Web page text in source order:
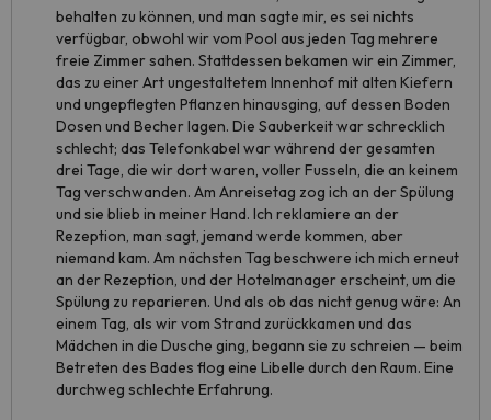
behalten zu können, und man sagte mir, es sei nichts
verfügbar, obwohl wir vom Pool aus jeden Tag mehrere
freie Zimmer sahen. Stattdessen bekamen wir ein Zimmer,
das zu einer Art ungestaltetem Innenhof mit alten Kiefern
und ungepflegten Pflanzen hinausging, auf dessen Boden
Dosen und Becher lagen. Die Sauberkeit war schrecklich
schlecht; das Telefonkabel war während der gesamten
drei Tage, die wir dort waren, voller Fusseln, die an keinem
Tag verschwanden. Am Anreisetag zog ich an der Spülung
und sie blieb in meiner Hand. Ich reklamiere an der
Rezeption, man sagt, jemand werde kommen, aber
niemand kam. Am nächsten Tag beschwere ich mich erneut
an der Rezeption, und der Hotelmanager erscheint, um die
Spülung zu reparieren. Und als ob das nicht genug wäre: An
einem Tag, als wir vom Strand zurückkamen und das
Mädchen in die Dusche ging, begann sie zu schreien — beim
Betreten des Bades flog eine Libelle durch den Raum. Eine
durchweg schlechte Erfahrung.